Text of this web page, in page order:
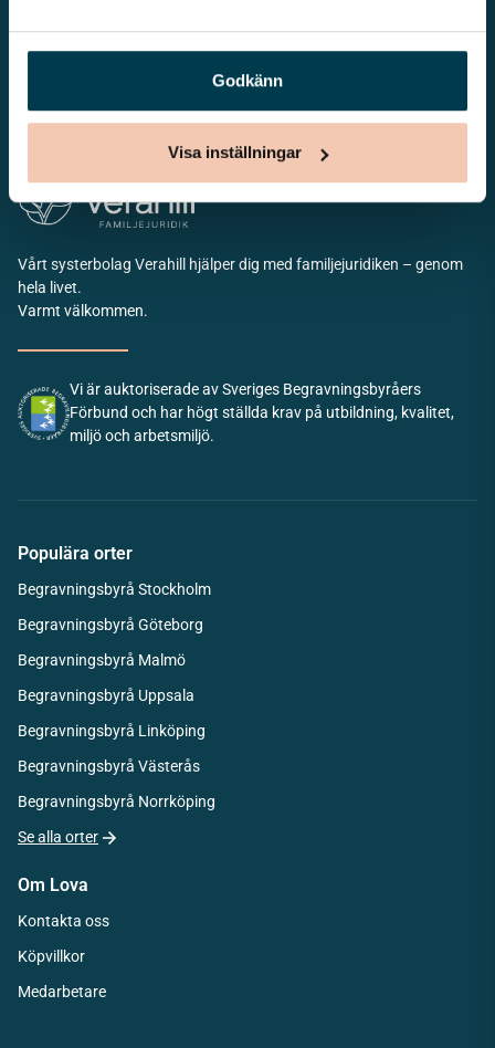
Godkänn
Visa inställningar
skräddarsydda personliga begravningar.
info@lovabegravning.se
Vårt systerbolag Verahill hjälper dig med familjejuridiken – genom
hela livet.
Varmt välkommen.
Vi är auktoriserade av Sveriges Begravningsbyråers
Förbund och har högt ställda krav på utbildning, kvalitet,
miljö och arbetsmiljö.
Populära orter
Begravningsbyrå Stockholm
Begravningsbyrå Göteborg
Begravningsbyrå Malmö
Begravningsbyrå Uppsala
Begravningsbyrå Linköping
Begravningsbyrå Västerås
Begravningsbyrå Norrköping
Se alla orter
Om Lova
Kontakta oss
Köpvillkor
Medarbetare